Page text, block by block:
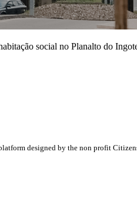
social no Planalto do
designed by the non profit